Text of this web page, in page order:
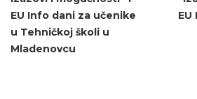
EU Info dani za učenike
u Tehničkoj školi u
Mladenovcu